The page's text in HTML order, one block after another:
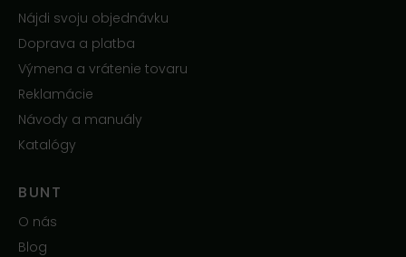
Nájdi svoju objednávku
Doprava a platba
Výmena a vrátenie tovaru
Reklamácie
Návody a manuály
Katalógy
BUNT
O nás
Blog